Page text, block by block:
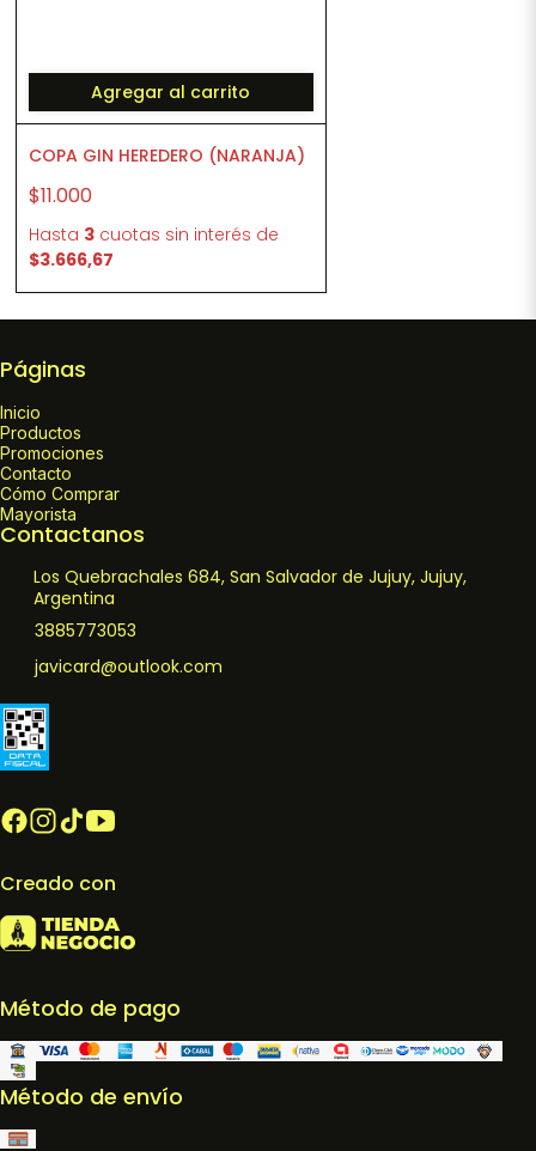
Agregar al carrito
COPA GIN HEREDERO (NARANJA)
$11.000
Hasta 3cuotas sin interés de
$3.666,67
Páginas
Inicio
Productos
Promociones
Contacto
Cómo Comprar
Mayorista
Contactanos
Los Quebrachales 684, San Salvador de Jujuy, Jujuy,
Argentina
3885773053
javicard@outlook.com
Creado con
Método de pago
Método de envío